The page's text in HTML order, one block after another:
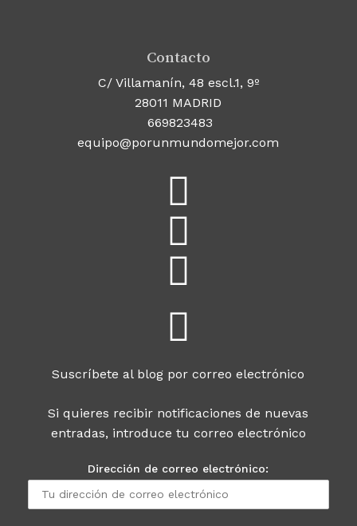
Contacto
C/ Villamanín, 48 escl.1, 9º
28011 MADRID
669823483
equipo@porunmundomejor.com
Suscríbete al blog por correo electrónico
Si quieres recibir notificaciones de nuevas
entradas, introduce tu correo electrónico
Dirección de correo electrónico: